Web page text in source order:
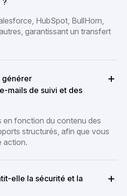
?
HubSpot, BullHorn,
garantissant un transfert
générer
mails de suivi et des
en fonction du contenu des
structurés, afin que vous
action.
elle la sécurité et la